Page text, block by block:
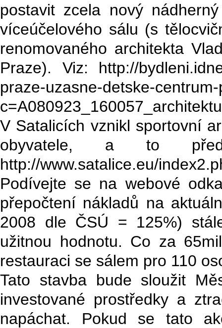
postavit zcela nový
víceúčelového sálu (s
renomovaného architekta
Praze). Viz: http://
praze-uzasne-detske-
V Satalicích vznikl sportovní
obyvatele, a to
http://www.satalice.eu/
Podívejte se na webové
přepočtení nákladů na
2008 dle ČSÚ = 125%)
užitnou hodnotu. Co za
restauraci se sálem pro 110
Tato stavba bude sloužit
investované prostředky a
napáchat. Pokud se tato